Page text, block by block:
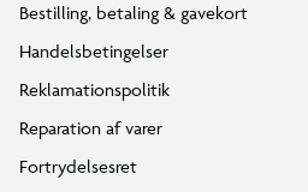
Bestilling, betaling & gavekort
Handelsbetingelser
Reklamationspolitik
Reparation af varer
Fortrydelsesret